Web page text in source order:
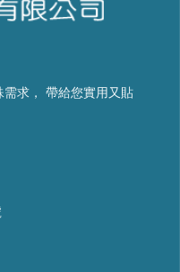
求， 帶給您實用又貼